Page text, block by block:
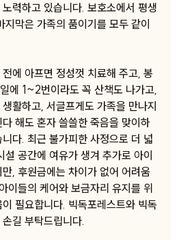
력하고 있습니다. 보호소에서 평생
막은 가족의 품이기를 모두 같이
에 아프면 정성껏 치료해 주고, 봉
에 1~2번이라도 꼭 산책도 나가고,
활하고, 서글프게도 가족을 만나지
해도 혼자 쓸쓸한 죽음을 맞이하
다. 최근 불가피한 사정으로 더 넓
공간에 여유가 생겨 추가로 아이
, 후원금에는 차이가 없어 어려움
이들의 케어와 보금자리 유지를 위
필요합니다. 빅독포레스트와 빅독
길 부탁드립니다.